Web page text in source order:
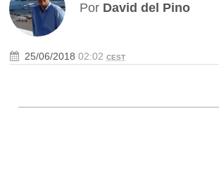
Por David del Pino
25/06/2018 02:02CEST